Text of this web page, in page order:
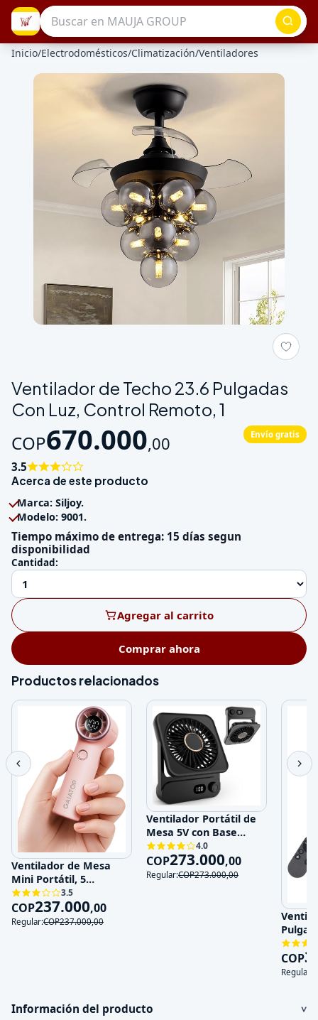
Inicio/Electrodomésticos/Climatización/Ventiladores
Ventilador de Techo 23.6 Pulgadas
Con Luz, Control Remoto, 1
COP670.000,00 Envío gratis
3.5
Acerca de este producto
Marca: Siljoy.
Modelo: 9001.
Tiempo máximo de entrega: 15 días segun
disponibilidad
Cantidad:
Agregar al carrito
Comprar ahora
Productos relacionados
Ventilador de Mesa
Mini Portátil, 5
Velocidades, 5V,
Recargable
3.5
COP237.000,00
Regular:COP237.000,00
Ventilador Portátil de
Mesa 5V con Base
Magnética y 100
Velocidades
4.0
COP273.000,00
Regular:COP273.000,00
120V
COP
Regular:
Información del producto